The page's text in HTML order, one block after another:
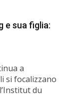
e sua figlia:
a
si focalizzano
du